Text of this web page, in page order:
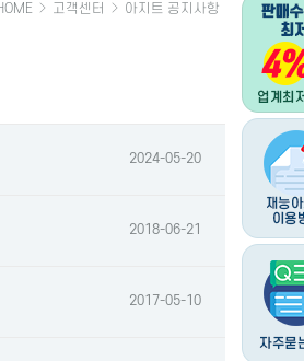
고객센터 아지트 공지사항
2024-05-20
2018-06-21
2017-05-10